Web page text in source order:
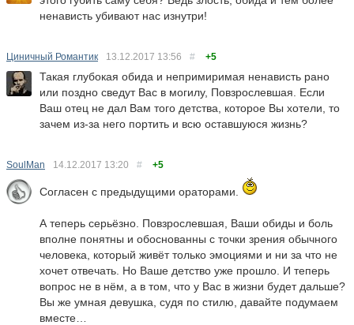
ненависть убивают нас изнутри!
Циничный Романтик 13.12.2017 13:56 # +5
Такая глубокая обида и непримиримая ненависть рано
или поздно сведут Вас в могилу, Повзрослевшая. Если
Ваш отец не дал Вам того детства, которое Вы хотели, то
зачем из-за него портить и всю оставшуюся жизнь?
SoulMan 14.12.2017 13:20 # +5
Согласен с предыдущими ораторами.
А теперь серьёзно. Повзрослевшая, Ваши обиды и боль
вполне понятны и обоснованны с точки зрения обычного
человека, который живёт только эмоциями и ни за что не
хочет отвечать. Но Ваше детство уже прошло. И теперь
вопрос не в нём, а в том, что у Вас в жизни будет дальше?
Вы же умная девушка, судя по стилю, давайте подумаем
вместе…